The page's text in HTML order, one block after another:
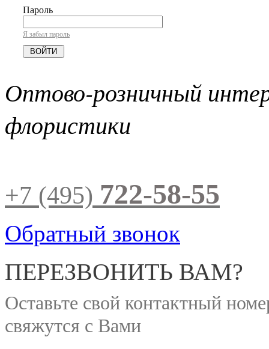
Пароль
Я забыл пароль
Оптово-розничный
флористики
+7 (495) 722-58-55
Обратный звонок
ПЕРЕЗВОНИТЬ ВАМ?
Оставьте свой контактный
свяжутся с Вами